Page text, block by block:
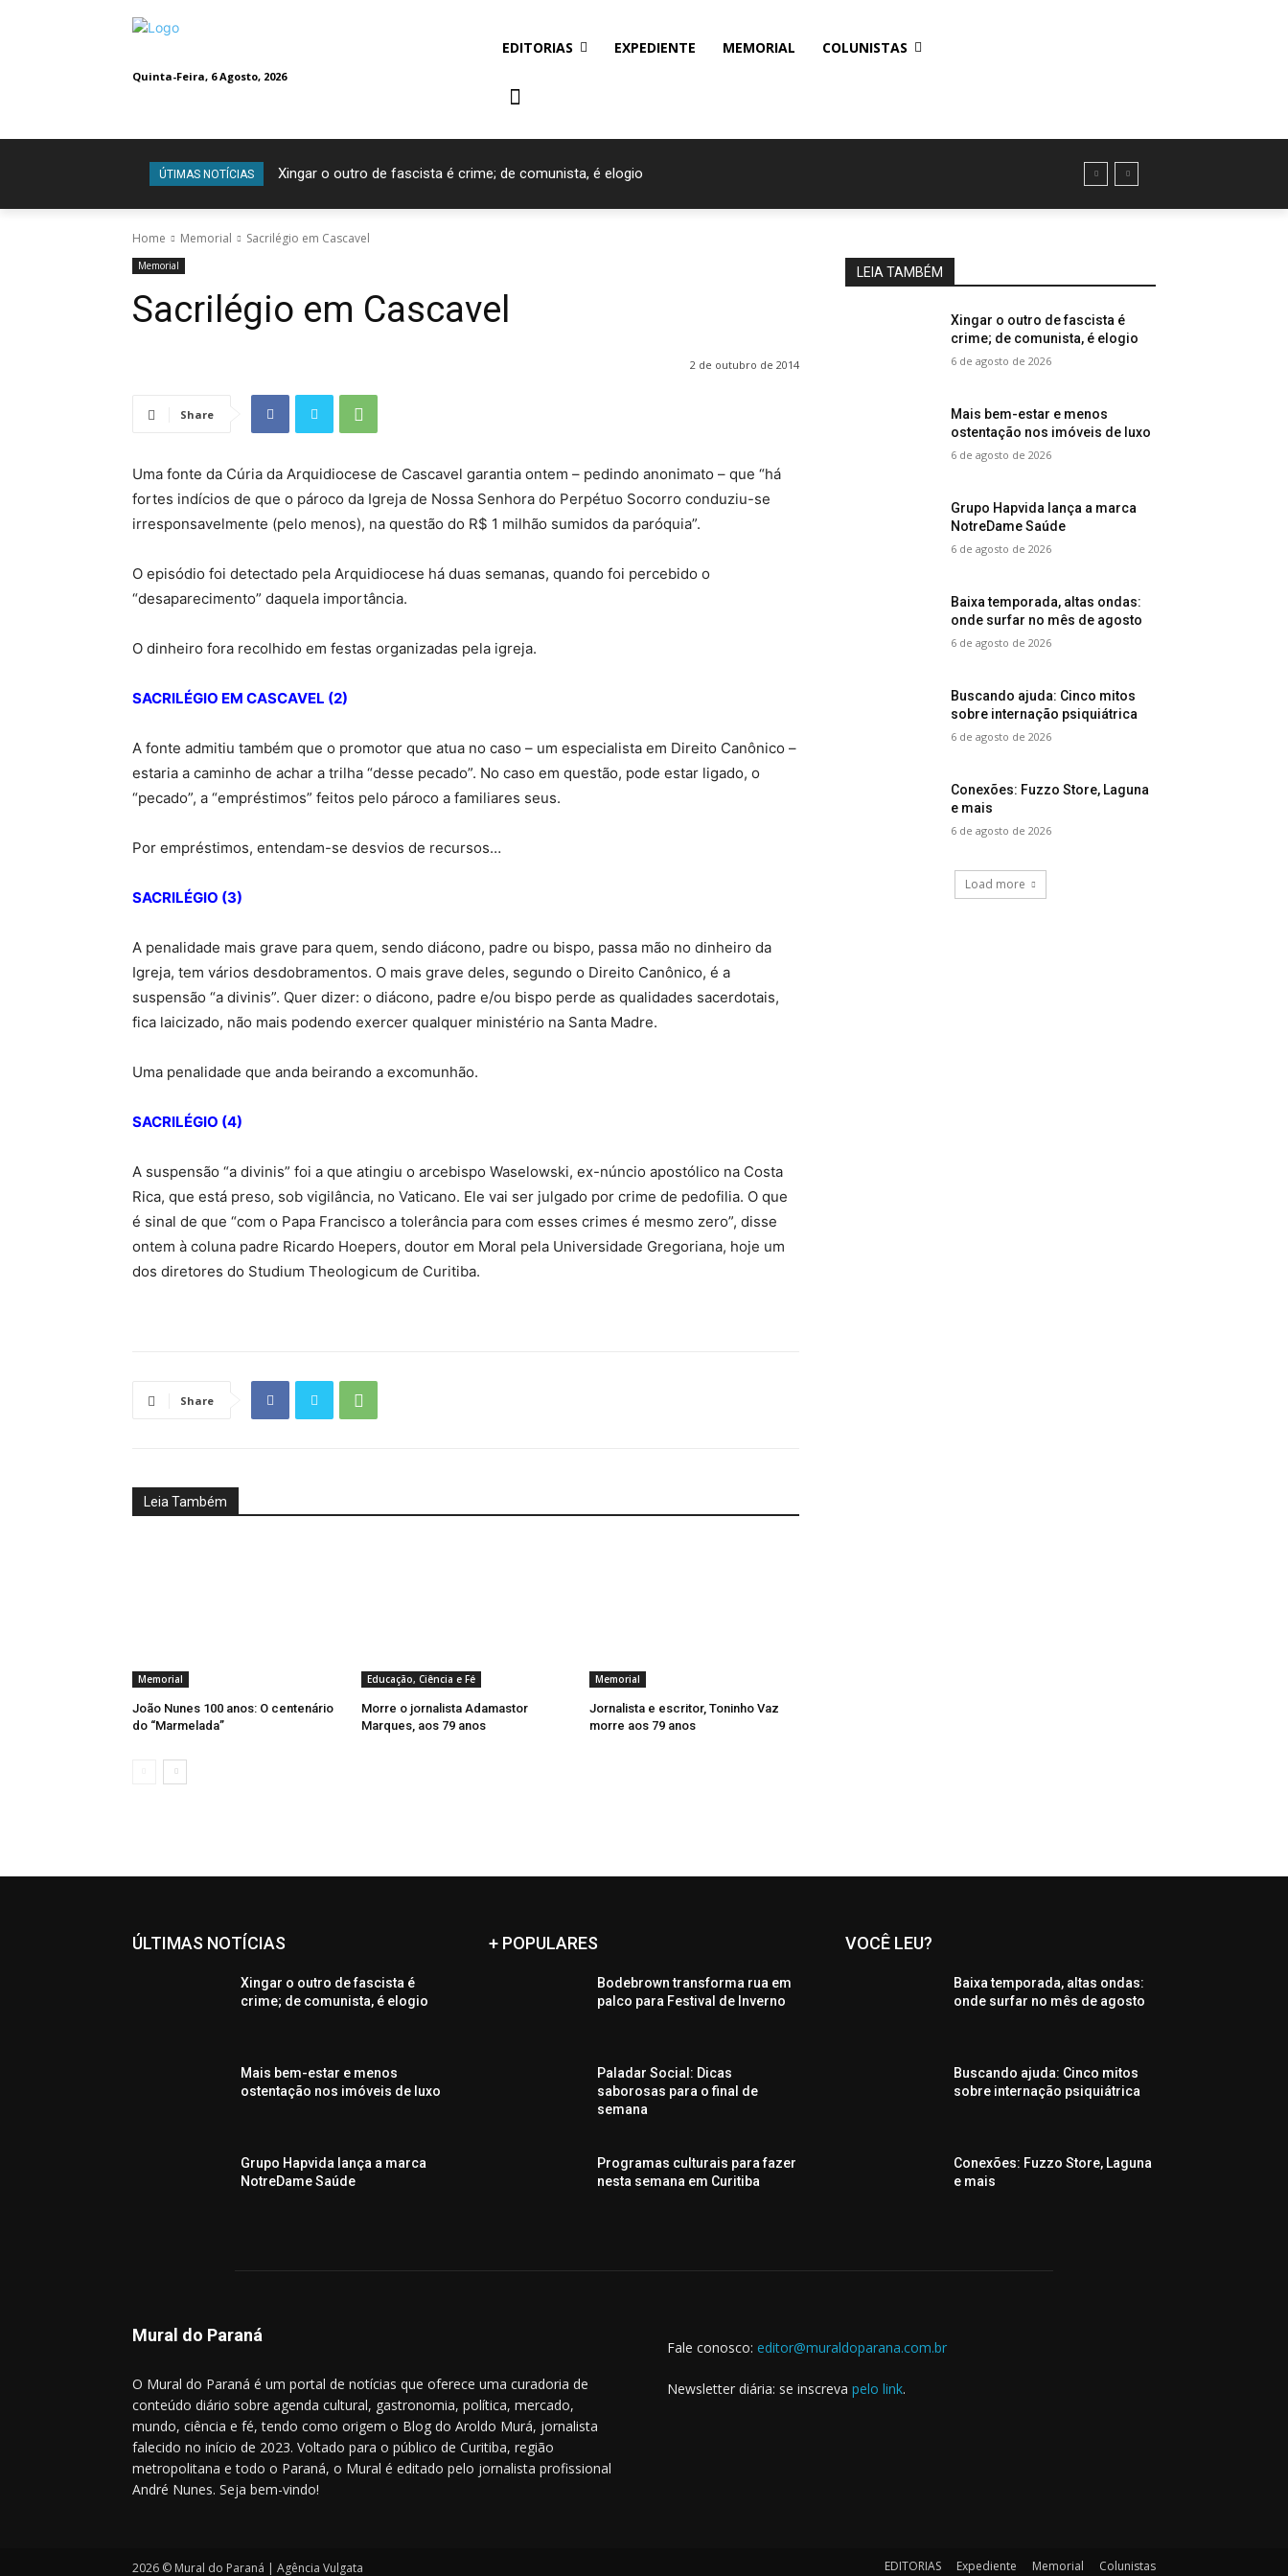
Quinta-Feira, 6 Agosto, 2026
EDITORIAS EXPEDIENTE MEMORIAL COLUNISTAS
ÚTIMAS NOTÍCIAS Xingar o outro de fascista é crime; de comunista, é elogio
Home Memorial Sacrilégio em Cascavel
Memorial
Sacrilégio em Cascavel
2 de outubro de 2014
Share
Uma fonte da Cúria da Arquidiocese de Cascavel garantia ontem – pedindo anonimato – que “há
fortes indícios de que o pároco da Igreja de Nossa Senhora do Perpétuo Socorro conduziu-se
irresponsavelmente (pelo menos), na questão do R$ 1 milhão sumidos da paróquia”.
O episódio foi detectado pela Arquidiocese há duas semanas, quando foi percebido o
“desaparecimento” daquela importância.
O dinheiro fora recolhido em festas organizadas pela igreja.
SACRILÉGIO EM CASCAVEL (2)
A fonte admitiu também que o promotor que atua no caso – um especialista em Direito Canônico –
estaria a caminho de achar a trilha “desse pecado”. No caso em questão, pode estar ligado, o
“pecado”, a “empréstimos” feitos pelo pároco a familiares seus.
Por empréstimos, entendam-se desvios de recursos…
SACRILÉGIO (3)
A penalidade mais grave para quem, sendo diácono, padre ou bispo, passa mão no dinheiro da
Igreja, tem vários desdobramentos. O mais grave deles, segundo o Direito Canônico, é a
suspensão “a divinis”. Quer dizer: o diácono, padre e/ou bispo perde as qualidades sacerdotais,
fica laicizado, não mais podendo exercer qualquer ministério na Santa Madre.
Uma penalidade que anda beirando a excomunhão.
SACRILÉGIO (4)
A suspensão “a divinis” foi a que atingiu o arcebispo Waselowski, ex-núncio apostólico na Costa
Rica, que está preso, sob vigilância, no Vaticano. Ele vai ser julgado por crime de pedofilia. O que
é sinal de que “com o Papa Francisco a tolerância para com esses crimes é mesmo zero”, disse
ontem à coluna padre Ricardo Hoepers, doutor em Moral pela Universidade Gregoriana, hoje um
dos diretores do Studium Theologicum de Curitiba.
Share
Leia Também
Memorial
João Nunes 100 anos: O centenário
do “Marmelada”
Educação, Ciência e Fé
Morre o jornalista Adamastor
Marques, aos 79 anos
Memorial
Jornalista e escritor, Toninho Vaz
morre aos 79 anos
LEIA TAMBÉM
Xingar o outro de fascista é
crime; de comunista, é elogio
6 de agosto de 2026
Mais bem-estar e menos
ostentação nos imóveis de luxo
6 de agosto de 2026
Grupo Hapvida lança a marca
NotreDame Saúde
6 de agosto de 2026
Baixa temporada, altas ondas:
onde surfar no mês de agosto
6 de agosto de 2026
Buscando ajuda: Cinco mitos
sobre internação psiquiátrica
6 de agosto de 2026
Conexões: Fuzzo Store, Laguna
e mais
6 de agosto de 2026
Load more
ÚLTIMAS NOTÍCIAS
Xingar o outro de fascista é
crime; de comunista, é elogio
Mais bem-estar e menos
ostentação nos imóveis de luxo
Grupo Hapvida lança a marca
NotreDame Saúde
+ POPULARES
Bodebrown transforma rua em
palco para Festival de Inverno
Paladar Social: Dicas
saborosas para o final de
semana
Programas culturais para fazer
nesta semana em Curitiba
VOCÊ LEU?
Baixa temporada, altas ondas:
onde surfar no mês de agosto
Buscando ajuda: Cinco mitos
sobre internação psiquiátrica
Conexões: Fuzzo Store, Laguna
e mais
Mural do Paraná
O Mural do Paraná é um portal de notícias que oferece uma curadoria de
conteúdo diário sobre agenda cultural, gastronomia, política, mercado,
mundo, ciência e fé, tendo como origem o Blog do Aroldo Murá, jornalista
falecido no início de 2023. Voltado para o público de Curitiba, região
metropolitana e todo o Paraná, o Mural é editado pelo jornalista profissional
André Nunes. Seja bem-vindo!
Fale conosco: editor@muraldoparana.com.br
Newsletter diária: se inscreva pelo link.
2026 © Mural do Paraná | Agência Vulgata EDITORIAS Expediente Memorial Colunistas